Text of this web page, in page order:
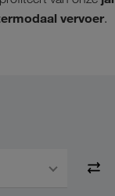
vervoer.